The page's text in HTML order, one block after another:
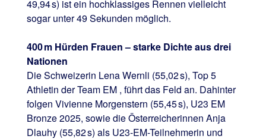
49,94 s) ist ein hochklassiges Rennen vielleicht
sogar unter 49 Sekunden möglich.
400 m Hürden Frauen – starke Dichte aus drei
Nationen
Die Schweizerin Lena Wernli (55,02 s), Top 5
Athletin der Team EM , führt das Feld an. Dahinter
folgen Vivienne Morgenstern (55,45 s), U23 EM
Bronze 2025, sowie die Österreicherinnen Anja
Dlauhy (55,82 s) als U23-EM-Teilnehmerin und